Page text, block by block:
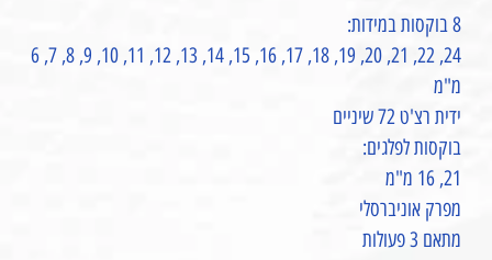
8 בוקסות במידות:
24, 22, 21, 20, 19, 18, 17, 16, 15, 14, 13, 12, 11, 10, 9, 8, 7, 6
מ"מ
ידית רצ'ט 72 שיניים
בוקסות לפלגים:
21, 16 מ"מ
מפרק אוניברסלי
מתאם 3 פעולות